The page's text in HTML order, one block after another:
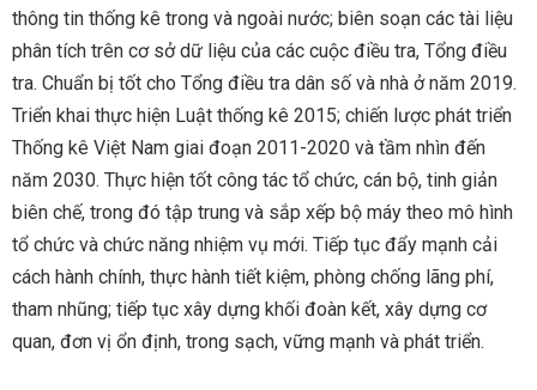
thông tin thống kê trong và ngoài nước; biên soạn các tài liệu
phân tích trên cơ sở dữ liệu của các cuộc điều tra, Tổng điều
tra. Chuẩn bị tốt cho Tổng điều tra dân số và nhà ở năm 2019.
Triển khai thực hiện Luật thống kê 2015; chiến lược phát triển
Thống kê Việt Nam giai đoạn 2011-2020 và tầm nhìn đến
năm 2030. Thực hiện tốt công tác tổ chức, cán bộ, tinh giản
biên chế, trong đó tập trung và sắp xếp bộ máy theo mô hình
tổ chức và chức năng nhiệm vụ mới. Tiếp tục đẩy mạnh cải
cách hành chính, thực hành tiết kiệm, phòng chống lãng phí,
tham nhũng; tiếp tục xây dựng khối đoàn kết, xây dựng cơ
quan, đơn vị ổn định, trong sạch, vững mạnh và phát triển.